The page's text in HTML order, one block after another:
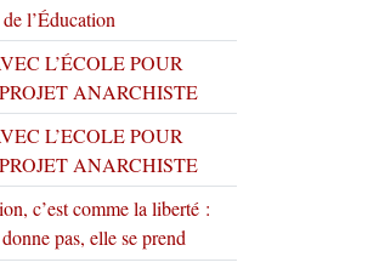
l’Éducation
L’ÉCOLE POUR
ANARCHISTE
L’ECOLE POUR
ANARCHISTE
c’est comme la liberté :
pas, elle se prend